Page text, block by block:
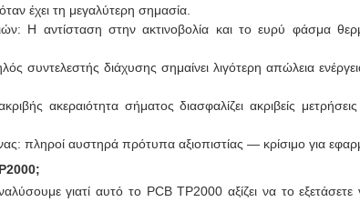
έχει τη μεγαλύτερη σημασία.
Η αντίσταση στην ακτινοβολία και το ευρύ φάσμα
συντελεστής διάχυσης σημαίνει λιγότερη απώλεια
ακεραιότητα σήματος διασφαλίζει ακριβείς
πληροί αυστηρά πρότυπα αξιοπιστίας — κρίσιμο για
γιατί αυτό το PCB TP2000 αξίζει να το